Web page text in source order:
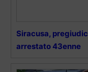
Siracusa,
arrestato 43enne